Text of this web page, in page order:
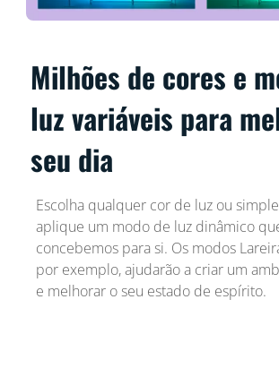
Milhões de cores e
luz variáveis para
seu dia
Escolha qualquer cor de luz ou
aplique um modo de luz dinâmico
concebemos para si. Os modos
por exemplo, ajudarão a criar um
e melhorar o seu estado de espírito.